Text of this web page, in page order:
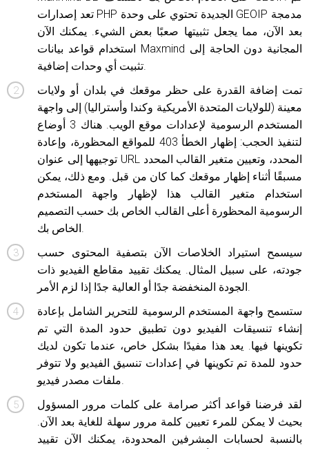
تعد إصدارات PHP الجديدة تحتوي على وحدة GEOIP مدمجة
بعد الآن، مما يجعل تثبيتها صعبًا بعض الشيء. يمكنك الآن
استخدام قواعد بيانات Maxmind المجانية دون الحاجة إلى
تثبيت أي وحدات إضافية.
تمت إضافة القدرة على حظر موقعك في بلدان أو ولايات
معينة (للولايات المتحدة الأمريكية وكندا وأستراليا) إلى واجهة
المستخدم الرسومية لإعدادات موقع الويب. هناك 3 أوضاع
لتنفيذ الحجب: إظهار الخطأ 403 للمواقع المحظورة، وإعادة
توجيهها إلى عنوان URL المحدد، وتعيين متغير القالب المحدد
مسبقًا أثناء إظهار موقعك كما كان من قبل. ومع ذلك، يمكن
استخدام متغير القالب هذا لإظهار واجهة المستخدم
الرسومية المحظورة أعلى القالب الخاص بك حسب التصميم
الخاص بك.
سيسمح استيراد الخلاصات الآن بتصفية المحتوى حسب
جودته، على سبيل المثال. يمكنك تقييد مقاطع الفيديو ذات
الجودة المنخفضة جدًا أو العالية جدًا إذا لزم الأمر.
ستسمح واجهة المستخدم الرسومية للتحرير الشامل بإعادة
إنشاء تنسيقات الفيديو دون تطبيق حدود المدة التي تم
تكوينها فيها. يعد هذا مفيدًا بشكل خاص، عندما تكون لديك
حدود للمدة تم تكوينها في إعدادات تنسيق الفيديو ولا تتوفر
ملفات مصدر فيديو.
لقد فرضنا قواعد أكثر صرامة على كلمات مرور المسؤول
بحيث لا يمكن للمرء تعيين كلمة مرور سهلة للغاية بعد الآن.
بالنسبة لحسابات المشرفين المحدودة، يمكنك الآن تقييد